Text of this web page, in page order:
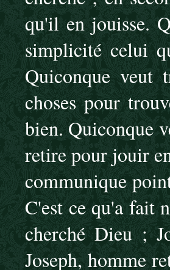
qu'il en jouisse.
simplicité celui
Quiconque veut
choses pour
bien. Quiconque
retire pour jouir
communique
C'est ce qu'a fait
cherché Dieu ;
Joseph, homme